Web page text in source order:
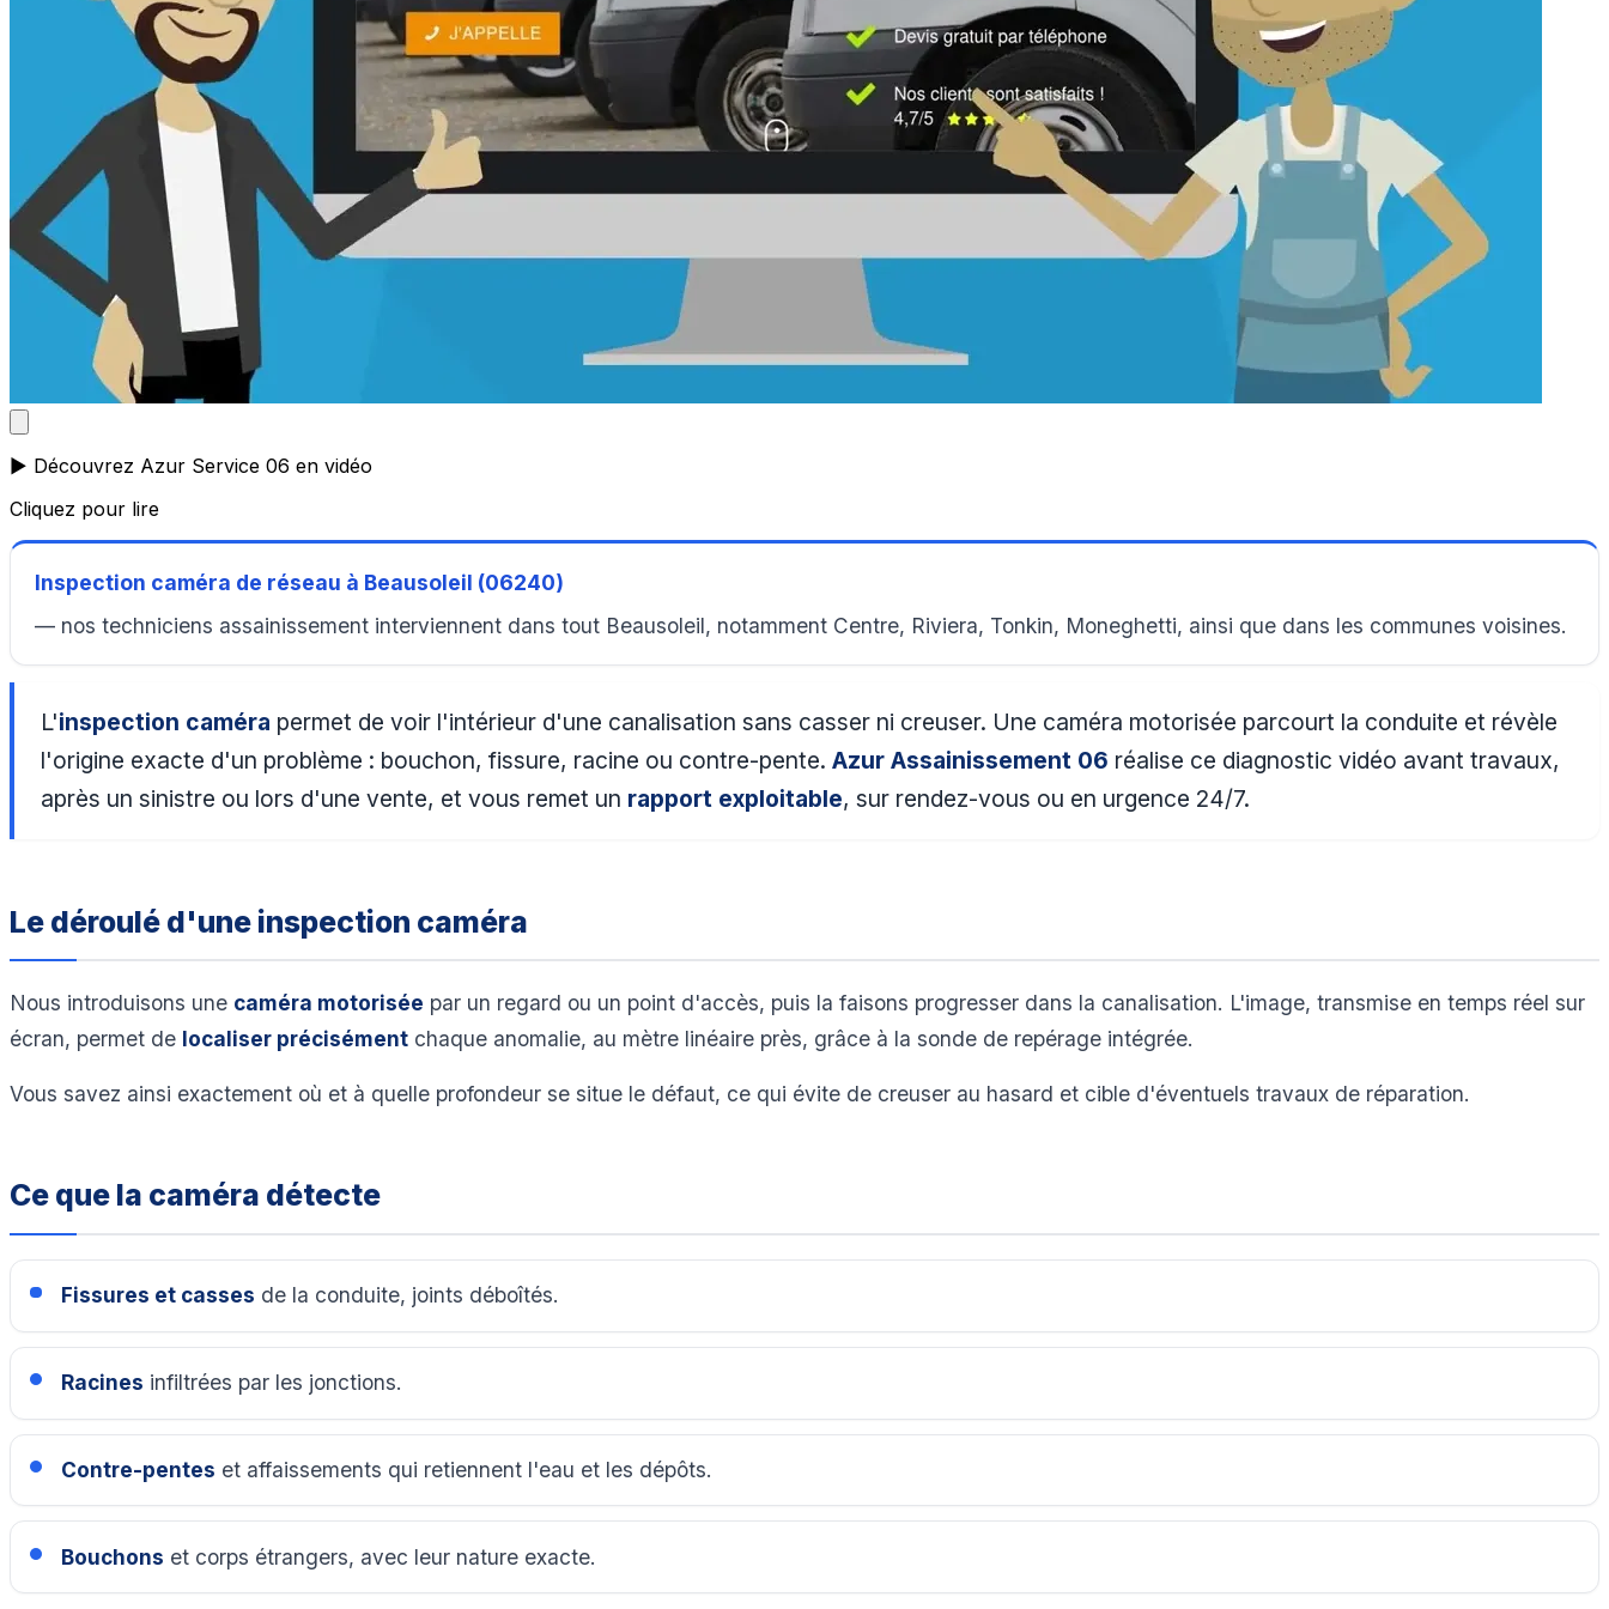
▶️ Découvrez Azur Service 06 en vidéo
Cliquez pour lire
Inspection caméra de réseau à Beausoleil (06240)
— nos techniciens assainissement interviennent dans tout Beausoleil, notamment Centre, Riviera, Tonkin, Moneghetti, ainsi que dans les communes voisines.
L'inspection caméra permet de voir l'intérieur d'une canalisation sans casser ni creuser. Une caméra motorisée parcourt la conduite et révèle
l'origine exacte d'un problème : bouchon, fissure, racine ou contre-pente.Azur Assainissement 06 réalise ce diagnostic vidéo avant travaux,
après un sinistre ou lors d'une vente, et vous remet un rapport exploitable, sur rendez-vous ou en urgence 24/7.
Le déroulé d'une inspection caméra
Nous introduisons une caméra motorisée par un regard ou un point d'accès, puis la faisons progresser dans la canalisation. L'image, transmise en temps réel sur
écran, permet de localiser précisément chaque anomalie, au mètre linéaire près, grâce à la sonde de repérage intégrée.
Vous savez ainsi exactement où et à quelle profondeur se situe le défaut, ce qui évite de creuser au hasard et cible d'éventuels travaux de réparation.
Ce que la caméra détecte
Fissures et casses de la conduite, joints déboîtés.
Racines infiltrées par les jonctions.
Contre-pentes et affaissements qui retiennent l'eau et les dépôts.
Bouchons et corps étrangers, avec leur nature exacte.